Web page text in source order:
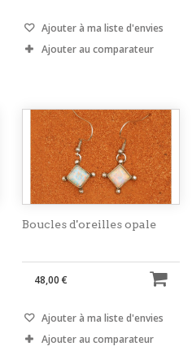
Ajouter à ma liste d'envies
Ajouter au comparateur
Boucles d'oreilles opale
48,00 €
Ajouter à ma liste d'envies
Ajouter au comparateur